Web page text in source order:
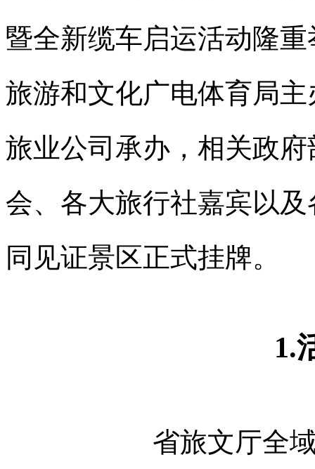
暨全新缆车启运活动隆
旅游和文化广电体育局
旅业公司承办，相关政
会、各大旅行社嘉宾以
同见证景区正式挂牌。
1.
省旅文厅全